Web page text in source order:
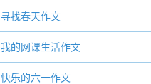
寻找春天作文
我的网课生活作文
快乐的六一作文